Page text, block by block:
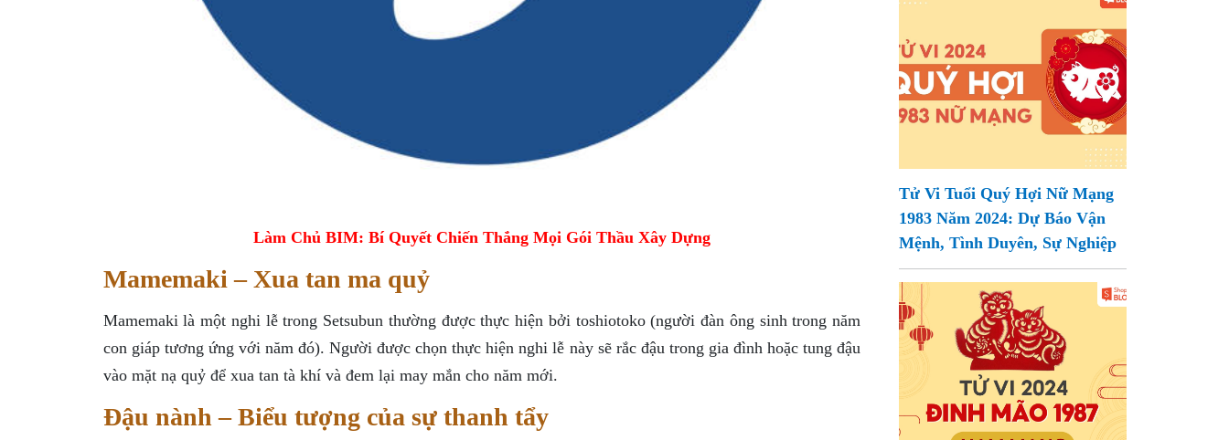
Làm Chủ BIM: Bí Quyết Chiến Thắng Mọi Gói Thầu Xây Dựng
Mamemaki – Xua tan ma quỷ
Mamemaki là một nghi lễ trong Setsubun thường được thực hiện bởi toshiotoko (người đàn ông sinh trong năm
con giáp tương ứng với năm đó). Người được chọn thực hiện nghi lễ này sẽ rắc đậu trong gia đình hoặc tung đậu
vào mặt nạ quỷ để xua tan tà khí và đem lại may mắn cho năm mới.
Đậu nành – Biểu tượng của sự thanh tẩy
Tử Vi Tuổi Quý Hợi Nữ Mạng
1983 Năm 2024: Dự Báo Vận
Mệnh, Tình Duyên, Sự Nghiệp